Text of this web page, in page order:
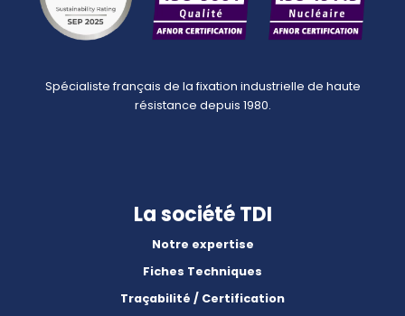
Spécialiste français de la fixation industrielle de haute
résistance depuis 1980.
La société TDI
Notre expertise
Fiches Techniques
Traçabilité / Certification